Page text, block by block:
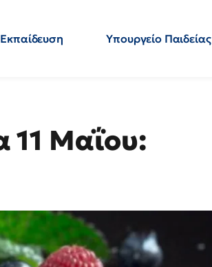
Εκπαίδευση Υπουργείο Παιδείας
11 Μαΐου: